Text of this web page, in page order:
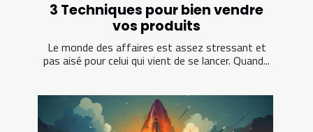
3 Techniques pour bien vendre
vos produits
Le monde des affaires est assez stressant et
pas aisé pour celui qui vient de se lancer. Quand...